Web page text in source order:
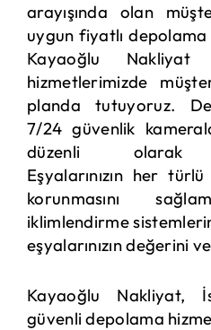
arayışında olan
uygun fiyatlı
Kayaoğlu Nakliyat
hizmetlerimizde
planda tutuyoruz.
7/24 güvenlik
düzenli olarak
Eşyalarınızın her
korunmasını
iklimlendirme
eşyalarınızın değerini
Kayaoğlu Nakliyat,
güvenli depolama